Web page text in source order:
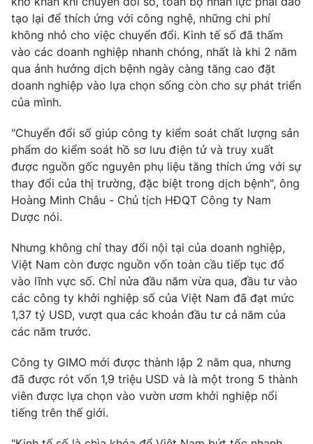
® Cấm sao chép dưới mọi hình thức nếu không có sự chấp
thuận bằng văn bản. Ghi rõ nguồn VTV.vn khi phát hành lại
thông tin từ website này.
tạo lại để thích ứng với công nghệ, những chi phí
không nhỏ cho việc chuyển đổi. Kinh tế số đã thấm
vào các doanh nghiệp nhanh chóng, nhất là khi 2 năm
qua ảnh hưởng dịch bệnh ngày càng tăng cao đặt
doanh nghiệp vào lựa chọn sống còn cho sự phát triển
của mình.
"Chuyển đổi số giúp công ty kiểm soát chất lượng sản
phẩm do kiểm soát hồ sơ lưu điện tử và truy xuất
được nguồn gốc nguyên phụ liệu tăng thích ứng với sự
thay đổi của thị trường, đặc biệt trong dịch bệnh", ông
Hoàng Minh Châu - Chủ tịch HĐQT Công ty Nam
Dược nói.
Nhưng không chỉ thay đổi nội tại của doanh nghiệp,
Việt Nam còn được nguồn vốn toàn cầu tiếp tục đổ
vào lĩnh vực số. Chỉ nửa đầu năm vừa qua, đầu tư vào
các công ty khởi nghiệp số của Việt Nam đã đạt mức
1,37 tỷ USD, vượt qua các khoản đầu tư cả năm của
các năm trước.
Công ty GIMO mới được thành lập 2 năm qua, nhưng
đã được rót vốn 1,9 triệu USD và là một trong 5 thành
viên được lựa chọn vào vườn ươm khởi nghiệp nổi
tiếng trên thế giới.